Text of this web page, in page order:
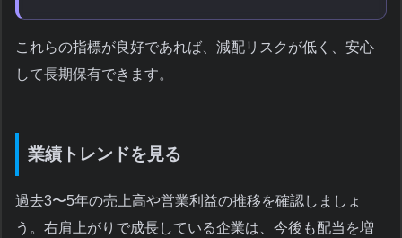
これらの指標が良好であれば、減配リスクが低く、安心
して長期保有できます。
業績トレンドを見る
過去3〜5年の売上高や営業利益の推移を確認しましょ
う。右肩上がりで成長している企業は、今後も配当を増